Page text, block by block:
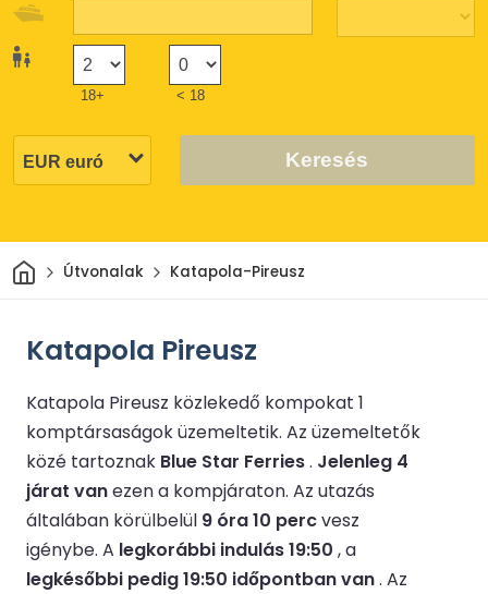
18+ < 18
Keresés
Otthon
Útvonalak Katapola-Pireusz
Katapola Pireusz
Katapola Pireusz közlekedő kompokat 1
komptársaságok üzemeltetik. Az üzemeltetők
közé tartoznak Blue Star Ferries. Jelenleg 4
járat vanezen a kompjáraton. Az utazás
általában körülbelül 9 óra 10 percvesz
igénybe. A legkorábbi indulás 19:50 , a
legkésőbbi pedig 19:50 időpontban van. Az